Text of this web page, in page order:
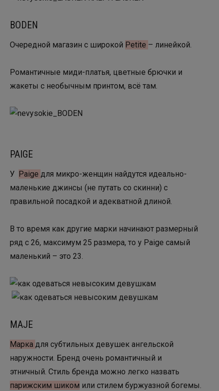
BODEN
Очередной магазин с широкой Petite – линейкой.
Романтичные миди-платья, цветные брючки и
жакеты с необычным принтом, всё там.
PAIGE
У Paige для микро-женщин найдутся идеально-
маленькие джинсы (не путать со скинни) с
правильной посадкой и адекватной длиной.
В то время как другие марки начинают размерный
ряд с 26, максимум 25 размера, то у Paige самый
маленький – это 23.
MAJE
Марка для субтильных девушек ангельской
наружности. Бренд очень романтичный и
этничный. Стиль бренда можно легко назвать
парижским шиком или стилем буржуазной богемы.